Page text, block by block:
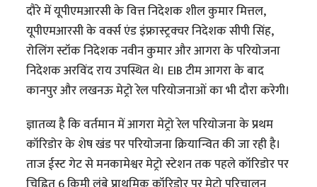
दौरे में यूपीएमआरसी के वित्त निदेशक शील कुमार मित्तल,
यूपीएमआरसी के वर्क्स एंड इंफ्रास्ट्रक्चर निदेशक सीपी सिंह,
रोलिंग स्टॉक निदेशक नवीन कुमार और आगरा के परियोजना
निदेशक अरविंद राय उपस्थित थे। EIB टीम आगरा के बाद
कानपुर और लखनऊ मेट्रो रेल परियोजनाओं का भी दौरा करेगी।
ज्ञातव्य है कि वर्तमान में आगरा मेट्रो रेल परियोजना के प्रथम
कॉरिडोर के शेष खंड पर परियोजना क्रियान्वित की जा रही है।
ताज ईस्ट गेट से मनकामेश्वर मेट्रो स्टेशन तक पहले कॉरिडोर पर